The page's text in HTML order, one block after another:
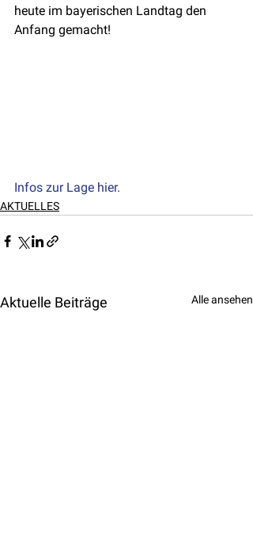
heute im bayerischen Landtag den
Anfang gemacht!
Infos zur Lage hier.
AKTUELLES
Aktuelle Beiträge Alle ansehen